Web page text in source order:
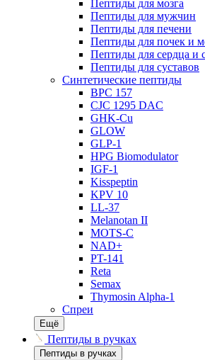
Пептиды для мозга
Пептиды для мужчин
Пептиды для печени
Пептиды для почек и
Пептиды для сердца и
Пептиды для суставов
Синтетические пептиды
BPC 157
CJC 1295 DAC
GHK-Cu
GLOW
GLP-1
HPG Biomodulator
IGF-1
Kisspeptin
KPV 10
LL-37
Melanotan II
MOTS-C
NAD+
PT-141
Reta
Semax
Thymosin Alpha-1
Спреи
Ещё
Пептиды в ручках
Пептиды в ручках